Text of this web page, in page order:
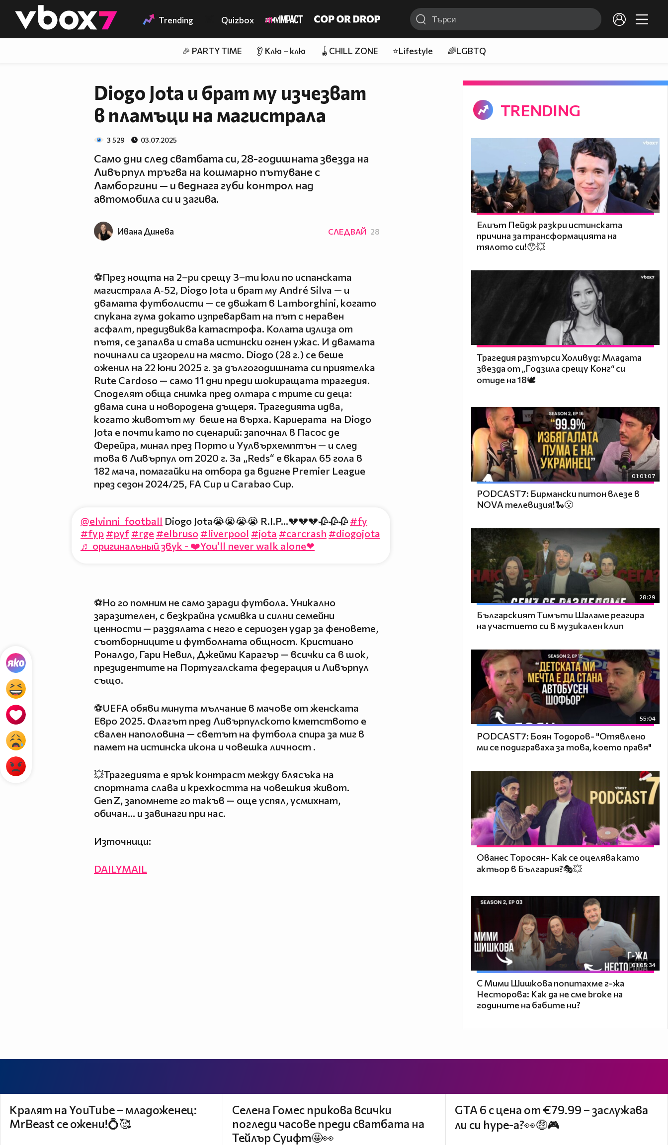
👾 Trending Quizbox
🎉 PARTY TIME 👂 Клю – клю 🪀CHILL ZONE ⭐Lifestyle 🌈LGBTQ
Diogo Jota и брат му изчезват
в пламъци на магистрала
3 529 03.07.2025
Само дни след сватбата си, 28-годишната звезда на
Ливърпул тръгва на кошмарно пътуване с
Ламборгини — и веднага губи контрол над
автомобила си и загива.
Ивана Динева СЛЕДВАЙ 28
⚽През нощта на 2–ри срещу 3–ти юли по испанската
магистрала A‑52, Diogo Jota и брат му André Silva — и
двамата футболисти — се движат в Lamborghini, когато
спукана гума докато изпреварват на път с неравен
асфалт, предизвиква катастрофа. Колата излиза от
пътя, се запалва и става истински огнен ужас. И двамата
починали са изгорели на място. Diogo (28 г.) се беше
оженил на 22 юни 2025 г. за дългогодишната си приятелка
Rute Cardoso — само 11 дни преди шокиращата трагедия.
Споделят обща снимка пред олтара с трите си деца:
двама сина и новородена дъщеря. Трагедията идва,
когато животът му беше на върха. Кариерата на Diogo
Jota е почти като по сценарий: започнал в Пасос де
Ферейра, минал през Порто и Уулвърхемптън — и след
това в Ливърпул от 2020 г. За „Reds“ е вкарал 65 гола в
182 мача, помагайки на отбора да вдигне Premier League
през сезон 2024/25, FA Cup и Carabao Cup.
@elvinni_football Diogo Jota😭😭😭😭 R.I.P...💔💔💔🥀🥀🥀 #fy
#fyp #pyf #rge #elbruso #liverpool #jota #carcrash #diogojota
♬ оригинальный звук - ❤️You'll never walk alone❤
⚽Но го помним не само заради футбола. Уникално
заразителен, с безкрайна усмивка и силни семейни
ценности — раздялата с него е сериозен удар за феновете,
съотборниците и футболната общност. Кристиано
Роналдо, Гари Невил, Джейми Карагър — всички са в шок,
президентите на Португалската федерация и Ливърпул
също.
⚽UEFA обяви минута мълчание в мачове от женската
Евро 2025. Флагът пред Ливърпулското кметството е
свален наполовина — светът на футбола спира за миг в
памет на истинска икона и човешка личност .
💥Трагедията е ярък контраст между блясъка на
спортната слава и крехкостта на човешкия живот.
Gen Z, запомнете го такъв — още успял, усмихнат,
обичан… и завинаги при нас.
Източници:
DAILYMAIL
Кралят на YouTube – младоженец:
MrBeast се ожени!💍🥰
Селена Гомес прикова всички
погледи часове преди сватбата на
Тейлър Суифт🤩👀
GTA 6 с цена от €79.99 – заслужава
ли си hype-а?👀🤑🎮
TRENDING
Елиът Пейдж разкри истинската
причина за трансформацията на
тялото си!😯💥
Трагедия разтърси Холивуд: Младата
звезда от „Годзила срещу Конг“ си
отиде на 18🕊️
01:01:07
PODCAST7: Бирмански питон влезе в
NOVA телевизия!🐍😮
28:29
Българският Тимъти Шаламе реагира
на участието си в музикален клип
55:04
PODCAST7: ‪Боян Тодоров- "Отявлено
ми се подиграваха за това, което правя"
Ованес Торосян- Как се оцелява като
актьор в България?🎭💥
01:05:34
С Мими Шишкова попитахме г-жа
Несторова: Как да не сме broke на
годините на бабите ни?